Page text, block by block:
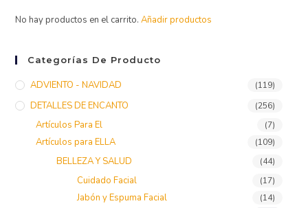
No hay productos en el carrito. Añadir productos
Categorías De Producto
ADVIENTO - NAVIDAD (119)
DETALLES DE ENCANTO (256)
Artículos Para El (7)
Artículos para ELLA (109)
BELLEZA Y SALUD (44)
Cuidado Facial (17)
Jabón y Espuma Facial (14)